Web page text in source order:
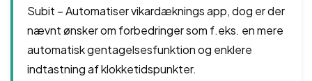
Subit – Automatiser vikardæknings app, dog er der
nævnt ønsker om forbedringer som f.eks. en mere
automatisk gentagelsesfunktion og enklere
indtastning af klokketidspunkter.